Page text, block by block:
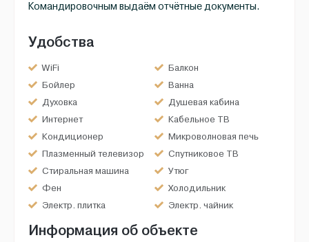
Командировочным выдаём отчётные документы.
Удобства
WiFi
Балкон
Бойлер
Ванна
Духовка
Душевая кабина
Интернет
Кабельное ТВ
Кондиционер
Микроволновая печь
Плазменный телевизор
Спутниковое ТВ
Стиральная машина
Утюг
Фен
Холодильник
Электр. плитка
Электр. чайник
Информация об объекте